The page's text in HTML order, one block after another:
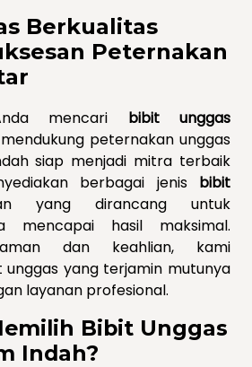
Berkualitas
Peternakan
mencari bibit unggas
peternakan unggas
siap menjadi mitra terbaik
berbagai jenis bibit
yang dirancang untuk
mencapai hasil maksimal.
dan keahlian, kami
yang terjamin mutunya
layanan profesional.
Bibit Unggas
Indah?